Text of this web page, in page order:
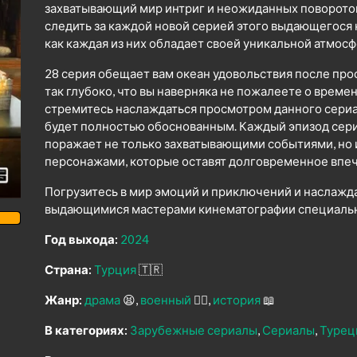
захватывающий мир интриг и неожиданных
следить за каждой новой серией этого
как каждая из них обладает своей уникальной
28 серия обещает вам океан удовольствия после
так глубоко, что вы наверняка не пожалеете о
стремитесь наслаждаться просмотром данного
будет полностью обоснованным. Каждый эпизод
поражает не только захватывающими событиями,
персонажами, которые оставят долговременное
Погрузитесь в мир эмоций и приключений и
выдающимися мастерами кинематографии
Год выхода: 2024
Страна: Турция🇹🇷
Жанр: драма 😫 военный 👨‍✈️ история 📖
В категориях: Зарубежные сериалы Сериалы